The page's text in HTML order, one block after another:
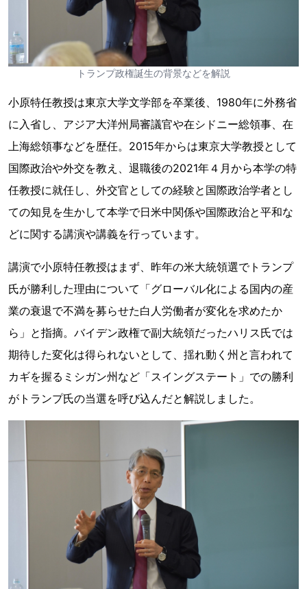
トランプ政権誕生の背景などを解説
小原特任教授は東京大学文学部を卒業後、1980年に外務省
に入省し、アジア大洋州局審議官や在シドニー総領事、在
上海総領事などを歴任。2015年からは東京大学教授として
国際政治や外交を教え、退職後の2021年４月から本学の特
任教授に就任し、外交官としての経験と国際政治学者とし
ての知見を生かして本学で日米中関係や国際政治と平和な
どに関する講演や講義を行っています。
講演で小原特任教授はまず、昨年の米大統領選でトランプ
氏が勝利した理由について「グローバル化による国内の産
業の衰退で不満を募らせた白人労働者が変化を求めたか
ら」と指摘。バイデン政権で副大統領だったハリス氏では
期待した変化は得られないとして、揺れ動く州と言われて
カギを握るミシガン州など「スイングステート」での勝利
がトランプ氏の当選を呼び込んだと解説しました。